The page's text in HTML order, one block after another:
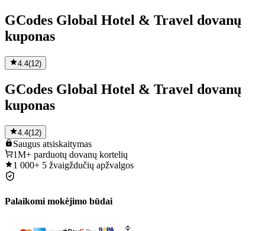
GCodes Global Hotel & Travel dovanų
kuponas
4.4(12)
GCodes Global Hotel & Travel dovanų
kuponas
4.4(12)
Saugus atsiskaitymas
1M+ parduotų dovanų kortelių
1 000+ 5 žvaigždučių apžvalgos
Palaikomi mokėjimo būdai